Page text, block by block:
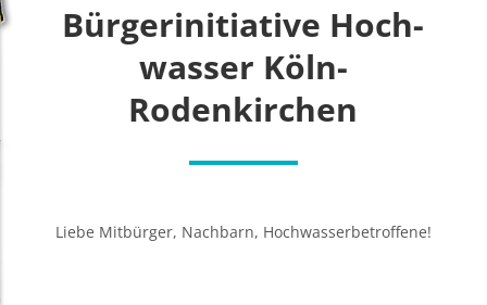
Bür­ger­initia­ti­ve Hoch­
was­ser Köln-
Rodenkirchen
Lie­be Mit­bür­ger, Nach­barn, Hochwasserbetroffene!